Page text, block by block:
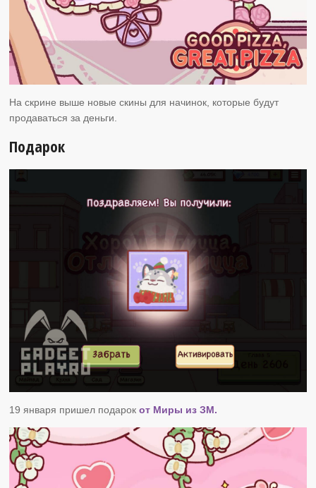
На скрине выше новые скины для начинок, которые будут
продаваться за деньги.
Подарок
19 января пришел подарокот Миры из ЗМ.